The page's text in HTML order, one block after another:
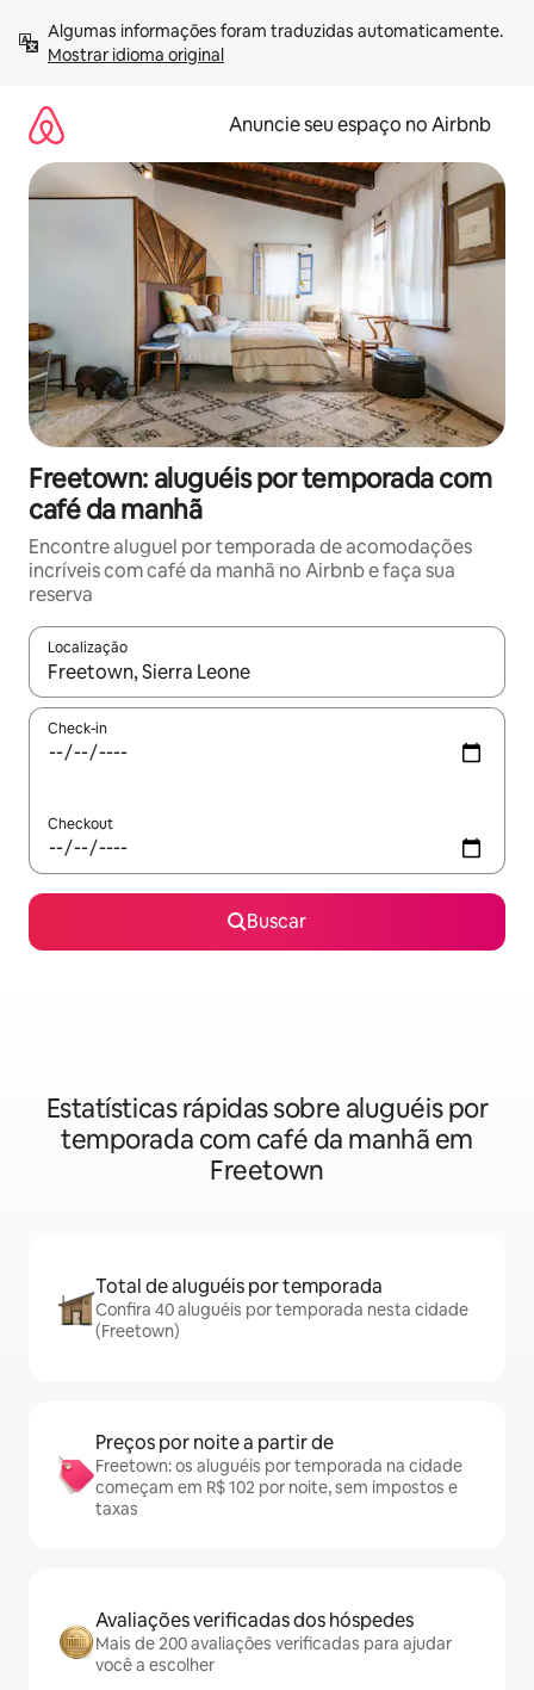
para
Mostrar idioma original
Anuncie seu espaço no Airbnb
Freetown: aluguéis por temporada com
café da manhã
Encontre aluguel por temporada de acomodações
incríveis com café da manhã no Airbnb e faça sua
reserva
Localização
Quando os resultados estiverem disponíveis, explore-os
Check-in
Checkout
Buscar
Estatísticas rápidas sobre aluguéis por
temporada com café da manhã em
Freetown
Total de aluguéis por temporada
Confira 40 aluguéis por temporada nesta cidade
(Freetown)
Preços por noite a partir de
Freetown: os aluguéis por temporada na cidade
começam em R$ 102 por noite, sem impostos e
taxas
Avaliações verificadas dos hóspedes
Mais de 200 avaliações verificadas para ajudar
você a escolher